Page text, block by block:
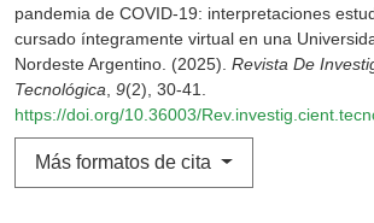
pandemia de COVID-19: interpretaciones
cursado íntegramente virtual en una
Nordeste Argentino. (2025). Revista De
Tecnológica, 9(2), 30-41.
https://doi.org/10.36003/
Más formatos de cita